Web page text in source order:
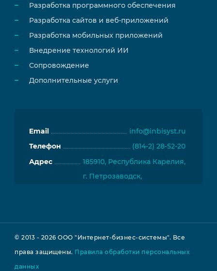
Разработка программного обеспечения
Разработка сайтов и веб-приложений
Разработка мобильных приложений
Внедрение технологий ИИ
Сопровождение
Дополнительные услуги
Email
info@inbisyst.ru
Телефон
(814-2) 28-52-20
Адрес
185910, Республика Карелия,
г. Петрозаводск,
© 2013 - 2026 ООО "Интернет-бизнес-системы". Все
права защищены. Правила обработки персональных
данных